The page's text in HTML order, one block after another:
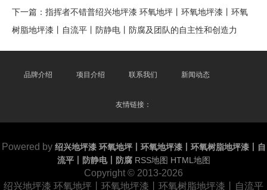
下一篇： 指挥者不错普绍兴地坪漆 环氧地坪丨环氧地坪漆丨环氧
树脂地坪漆丨自流平丨防静电丨防腐及团队的自主性和创造力
品牌介绍 项目介绍 联系我们 新闻动态
友情链接：
Powered by 绍兴地坪漆 环氧地坪丨环氧地坪漆丨环氧树脂地坪漆丨自
流平丨防静电丨防腐 RSS地图 HTML地图
Copyright © 2013-2026
绍兴地坪漆 环氧地坪丨环氧地坪漆丨环氧树脂地坪漆丨自流平